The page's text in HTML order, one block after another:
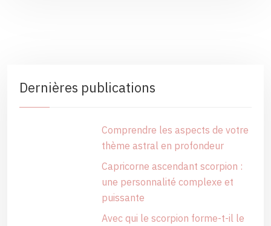
Dernières publications
Comprendre les aspects de votre
thème astral en profondeur
Capricorne ascendant scorpion :
une personnalité complexe et
puissante
Avec qui le scorpion forme-t-il le